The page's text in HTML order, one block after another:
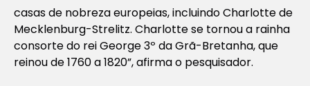
casas de nobreza europeias, incluindo Charlotte de
Mecklenburg-Strelitz. Charlotte se tornou a rainha
consorte do rei George 3º da Grã-Bretanha, que
reinou de 1760 a 1820”, afirma o pesquisador.